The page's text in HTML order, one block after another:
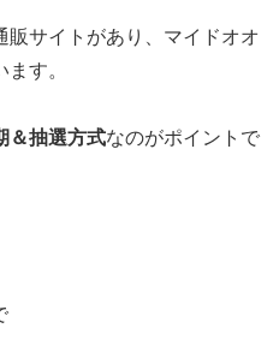
販サイトがあり、マイドオオ
す。
＆抽選方式なのがポイントで